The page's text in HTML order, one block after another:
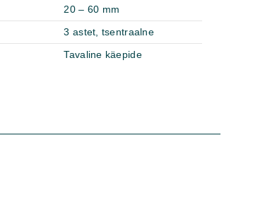
20 – 60 mm
3 astet, tsentraalne
Tavaline käepide